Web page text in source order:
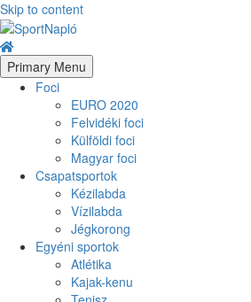
Skip to content
Primary Menu
Foci
EURO 2020
Felvidéki foci
Külföldi foci
Magyar foci
Csapatsportok
Kézilabda
Vízilabda
Jégkorong
Egyéni sportok
Atlétika
Kajak-kenu